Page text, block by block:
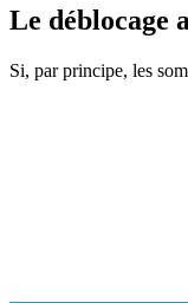
Le déblocage
Si, par principe, les